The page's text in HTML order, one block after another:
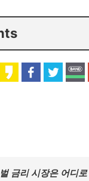
금리 시장은 어디